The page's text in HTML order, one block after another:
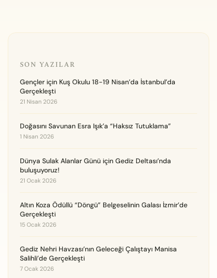
SON YAZILAR
Gençler için Kuş Okulu 18-19 Nisan’da İstanbul’da
Gerçekleşti
21 Nisan 2026
Doğasını Savunan Esra Işık’a “Haksız Tutuklama”
1 Nisan 2026
Dünya Sulak Alanlar Günü için Gediz Deltası’nda
buluşuyoruz!
21 Ocak 2026
Altın Koza Ödüllü “Döngü” Belgeselinin Galası İzmir’de
Gerçekleşti
15 Ocak 2026
Gediz Nehri Havzası’nın Geleceği Çalıştayı Manisa
Salihli’de Gerçekleşti
7 Ocak 2026